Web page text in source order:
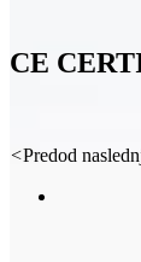
CE
<Predod